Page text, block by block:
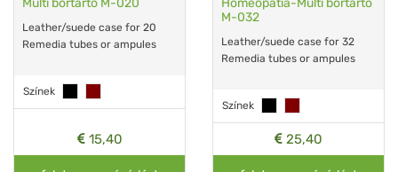
Multi bőrtartó M-020
Leather/suede case for 20
Remedia tubes or ampules
Színek
15,40
Homeopátia-Multi bőrtartó
M-032
Leather/suede case for 32
Remedia tubes or ampules
Színek
25,40